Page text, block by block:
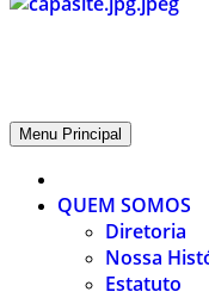
CPERS – Sindicato
CPERS – Sindicato dos
Menu Principal
QUEM SOMOS
Diretoria
Nossa
Estatuto